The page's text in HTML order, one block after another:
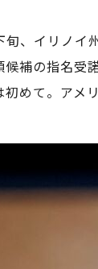
、イリノイ
補の指名受
めて。アメ